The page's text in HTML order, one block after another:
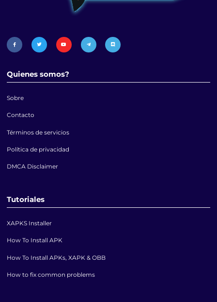
Quienes somos?
Sobre
Contacto
Términos de servicios
Política de privacidad
DMCA Disclaimer
Tutoriales
XAPKS Installer
How To Install APK
How To Install APKs, XAPK & OBB
How to fix common problems